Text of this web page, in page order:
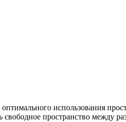
использования
пространство между